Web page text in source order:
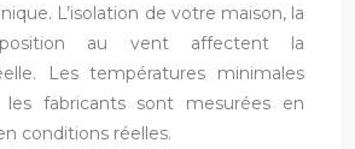
L’isolation de votre maison, la
au vent affectent la
Les températures minimales
les fabricants sont mesurées en
conditions réelles.